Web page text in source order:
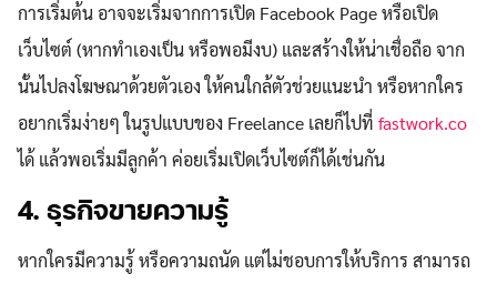
การเริ่มต้น อาจจะเริ่มจากการเปิด Facebook Page หรือเปิด
เว็บไซต์ (หากทำเองเป็น หรือพอมีงบ) และสร้างให้น่าเชื่อถือ จาก
นั้นไปลงโฆษณาด้วยตัวเอง ให้คนใกล้ตัวช่วยแนะนำ หรือหากใคร
อยากเริ่มง่ายๆ ในรูปแบบของ Freelance เลยก็ไปที่ fastwork.co
ได้ แล้วพอเริ่มมีลูกค้า ค่อยเริ่มเปิดเว็บไซต์ก็ได้เช่นกัน
4. ธุรกิจขายความรู้
หากใครมีความรู้ หรือความถนัด แต่ไม่ชอบการให้บริการ สามารถ